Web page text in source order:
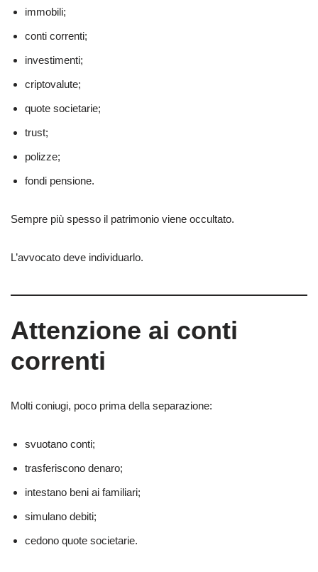
immobili;
conti correnti;
investimenti;
criptovalute;
quote societarie;
trust;
polizze;
fondi pensione.
Sempre più spesso il patrimonio viene occultato.
L’avvocato deve individuarlo.
Attenzione ai conti
correnti
Molti coniugi, poco prima della separazione:
svuotano conti;
trasferiscono denaro;
intestano beni ai familiari;
simulano debiti;
cedono quote societarie.